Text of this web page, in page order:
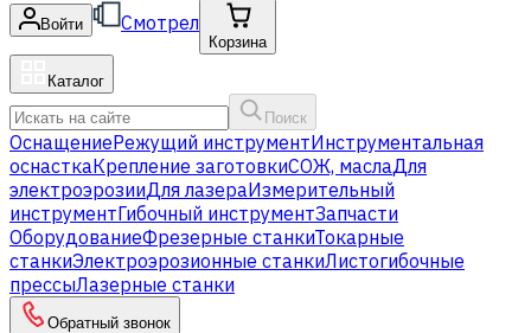
Войти Смотрел
Корзина
Каталог
Поиск
ОснащениеРежущий инструментИнструментальная
оснасткаКрепление заготовкиСОЖ, маслаДля
электроэрозииДля лазераИзмерительный
инструментГибочный инструментЗапчасти
ОборудованиеФрезерные станкиТокарные
станкиЭлектроэрозионные станкиЛистогибочные
прессыЛазерные станки
Обратный звонок